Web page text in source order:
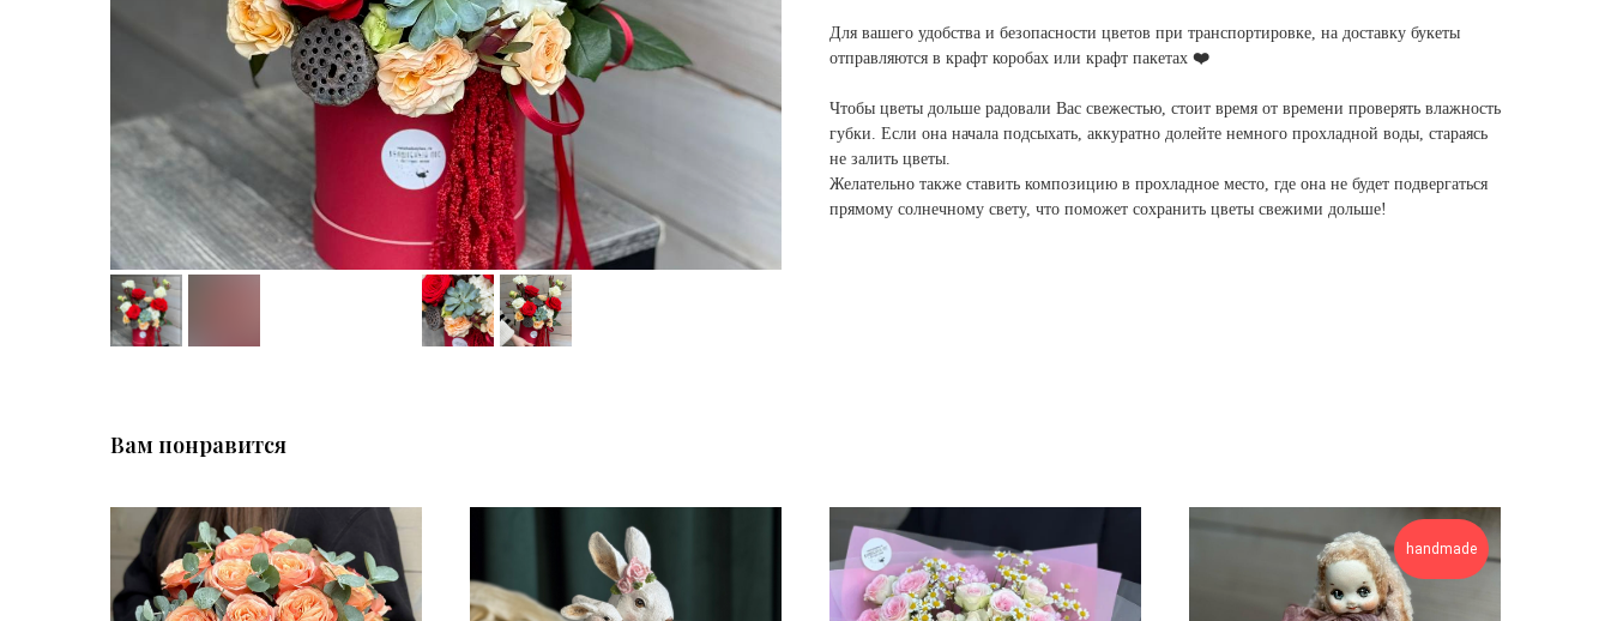
Для вашего удобства и безопасности цветов при транспортировке, на доставку букеты
отправляются в крафт коробах или крафт пакетах ❤️
Чтобы цветы дольше радовали Вас свежестью, стоит время от времени проверять влажность
губки. Если она начала подсыхать, аккуратно долейте немного прохладной воды, стараясь
не залить цветы.
Желательно также ставить композицию в прохладное место, где она не будет подвергаться
прямому солнечному свету, что поможет сохранить цветы свежими дольше!
Вам понравится
handmade